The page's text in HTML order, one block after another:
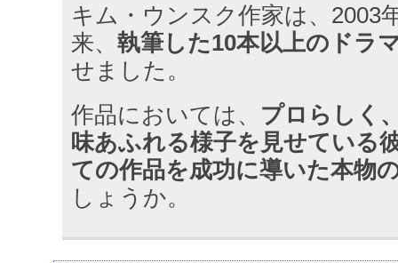
キム・ウンスク作家は、2003
来、 執筆した10本以上のドラ
せました。
作品においては、 プロらしく
味あふれる様子を見せている
ての作品を成功に導いた本物
しょうか。